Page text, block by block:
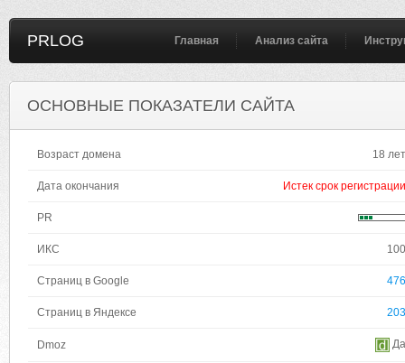
PRLOG Главная Анализ сайта
ОСНОВНЫЕ ПОКАЗАТЕЛИ САЙТА
Возраст домена 18 лет
Дата окончания Истек срок регистрации
PR
ИКС 100
Страниц в Google 476
Страниц в Яндексе 203
Dmoz Да